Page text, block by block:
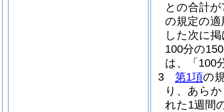
との合計
の規定の
した次に
100分の
は、「100
3
第1項の
り、あら
れた1週間